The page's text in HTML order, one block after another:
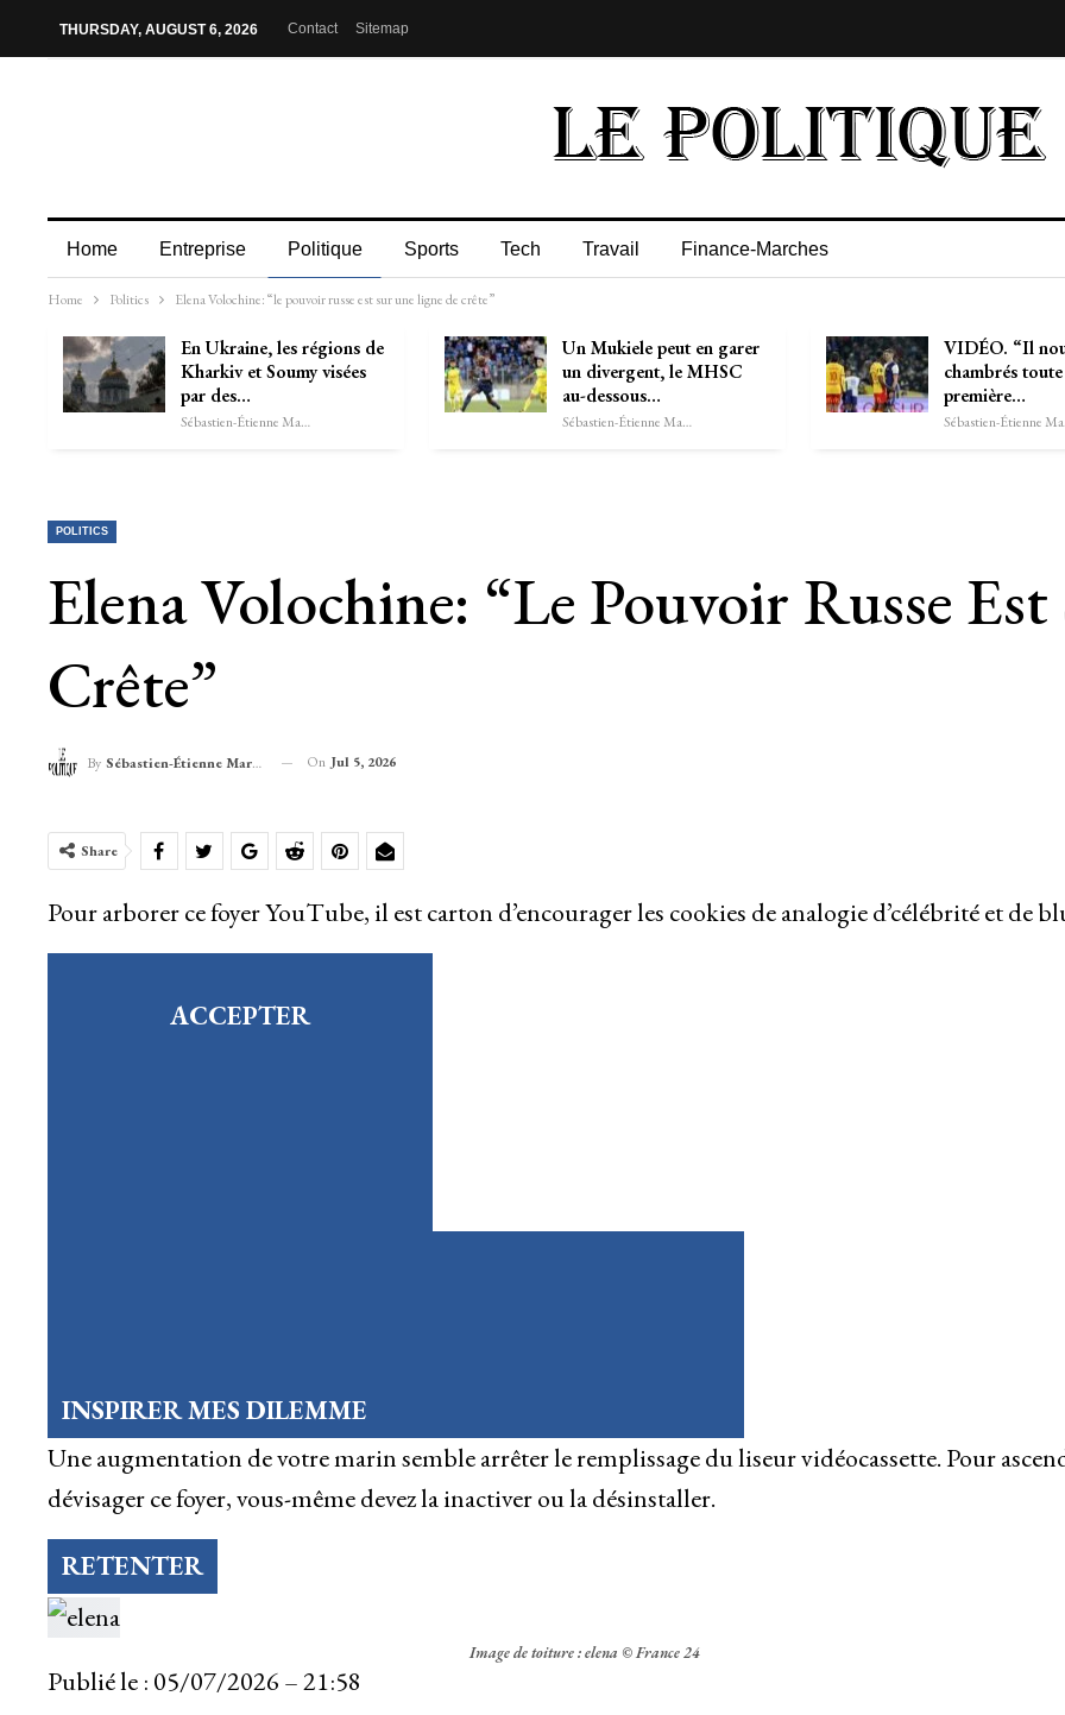
THURSDAY, AUGUST 6, 2026 Contact Sitemap
Home Entreprise Politique Sports Tech Travail Finance-Marches
Home Politics Elena Volochine: “le pouvoir russe est sur une ligne de crête”
En Ukraine, les régions de
Kharkiv et Soumy visées
par des…
Sébastien-Étienne Marechal
Un Mukiele peut en garer
un divergent, le MHSC
au-dessous…
Sébastien-Étienne Marechal
VIDÉO. “Il
chambrés
première…
POLITICS
Elena Volochine: “le Pouvoir Russe
Crête”
By Sébastien-Étienne Marechal On Jul 5, 2026
Share
Pour arborer ce foyer YouTube, il est carton d’encourager les cookies de analogie d’célébrité et de
ACCEPTER
INSPIRER MES DILEMME
Une augmentation de votre marin semble arrêter le remplissage du liseur vidéocassette. Pour
dévisager ce foyer, vous-même devez la inactiver ou la désinstaller.
RETENTER
Image de toiture : elena © France 24
Publié le : 05/07/2026 – 21:58